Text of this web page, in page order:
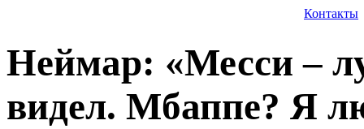
Контакты
Неймар: «Месси –
видел. Мбаппе? Я